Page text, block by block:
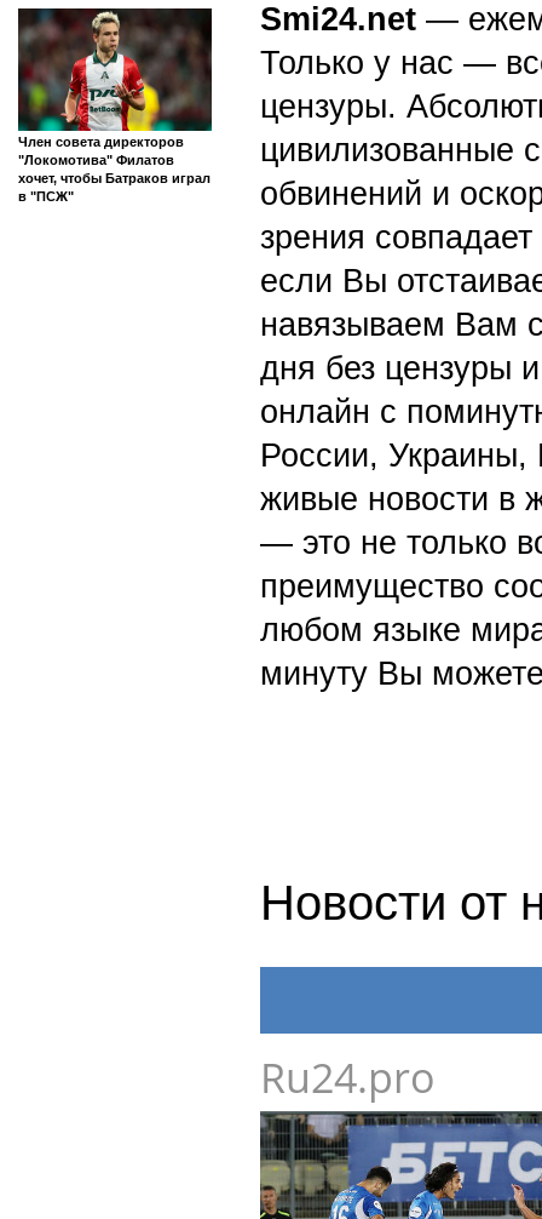
Член совета директоров
"Локомотива" Филатов
хочет, чтобы Батраков играл
в "ПСЖ"
Smi24.net —
Только у нас —
цензуры.
цивилизованные
обвинений и
зрения
если Вы
навязываем Вам
дня без цензуры
онлайн с
России,
живые новости в
— это не только
преимущество
любом языке
минуту Вы
Новости от
Ru24.pro